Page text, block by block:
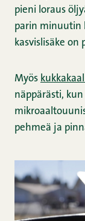
pieni loraus
parin minuutin
kasvislisäke on
Myös
näppärästi,
pehmeä ja